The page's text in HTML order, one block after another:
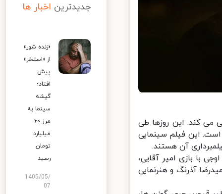
کند. این روزها طی
این فیلم سینمایی
آن هستند.
با بازی امیر آقایی،
آذرنگ و هنرنمایی
جدیدترین اخبار ها
«زنده شور»
از «استخر»
پیش
افتاد؛
گیشه
سینما به
مرز ۶۰
میلیارد
تومان
رسید
1405/05/
07